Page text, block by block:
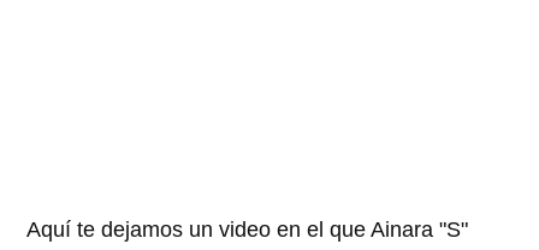
Aquí te dejamos un video en el que Ainara "S"